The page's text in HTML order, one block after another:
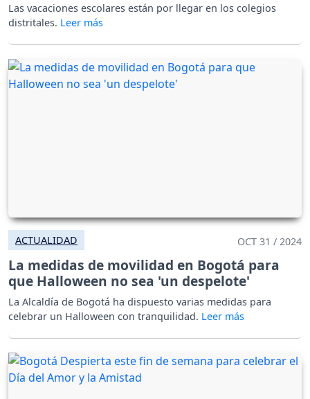
Las vacaciones escolares están por llegar en los colegios
distritales.
ACTUALIDAD OCT 31 / 2024
La medidas de movilidad en Bogotá para
que Halloween no sea 'un despelote'
La Alcaldía de Bogotá ha dispuesto varias medidas para
celebrar un Halloween con tranquilidad.